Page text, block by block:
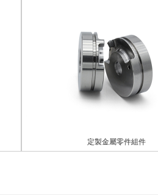
定製金屬零件組件